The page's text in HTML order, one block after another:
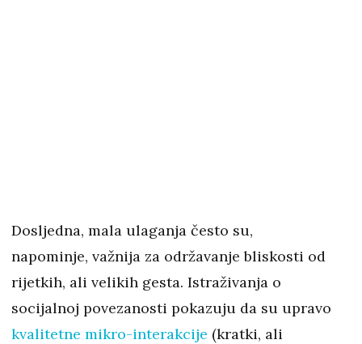
Dosljedna, mala ulaganja često su,
napominje, važnija za održavanje bliskosti od
rijetkih, ali velikih gesta. Istraživanja o
socijalnoj povezanosti pokazuju da su upravo
kvalitetne mikro-interakcije (kratki, ali